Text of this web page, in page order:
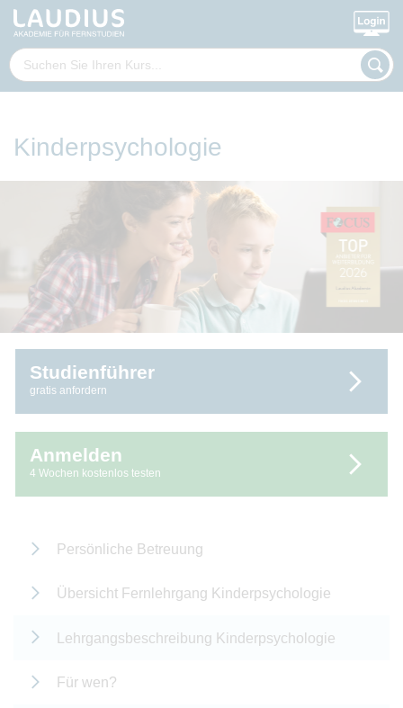
Kinderpsychologie
Studienführer
gratis anfordern
Anmelden
4 Wochen kostenlos testen
Persönliche Betreuung
Übersicht Fernlehrgang Kinderpsychologie
Lehrgangsbeschreibung Kinderpsychologie
Für wen?